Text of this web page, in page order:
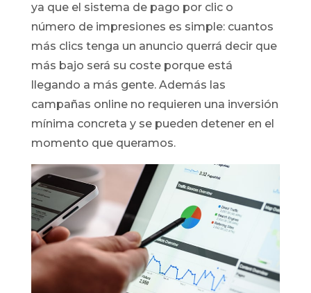
ya que el sistema de pago por clic o
número de impresiones es simple: cuantos
más clics tenga un anuncio querrá decir que
más bajo será su coste porque está
llegando a más gente. Además las
campañas online no requieren una inversión
mínima concreta y se pueden detener en el
momento que queramos.